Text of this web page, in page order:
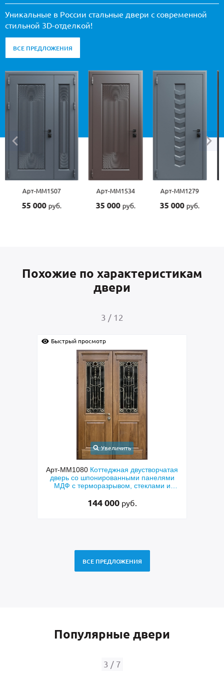
Уникальные в России стальные двери с современной
стильной 3D-отделкой!
ВСЕ ПРЕДЛОЖЕНИЯ
Арт-ММ1507
55 000 руб.
Арт-ММ1534
35 000 руб.
Арт-ММ1279
35 000 руб.
Похожие по характеристикам
двери
3 / 12
Быстрый просмотр
Увеличить
Арт-ММ1080 Коттеджная двустворчатая
дверь со шпонированными панелями
МДФ с терморазрывом, стеклами и
144 000 руб.
ВСЕ ПРЕДЛОЖЕНИЯ
Популярные двери
3 / 7